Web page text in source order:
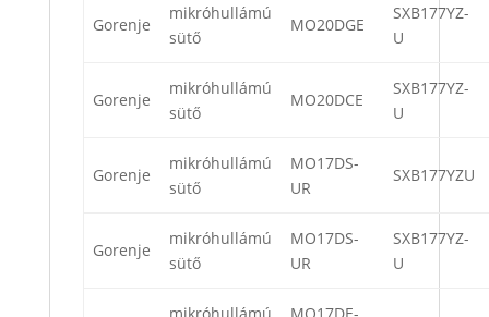
Gorenje
mikróhullámú
sütő
MO20DGE
SXB177YZ-
U
Gorenje
mikróhullámú
sütő
MO20DCE
SXB177YZ-
U
Gorenje
mikróhullámú
sütő
MO17DS-
UR
SXB177YZU
Gorenje
mikróhullámú
sütő
MO17DS-
UR
SXB177YZ-
U